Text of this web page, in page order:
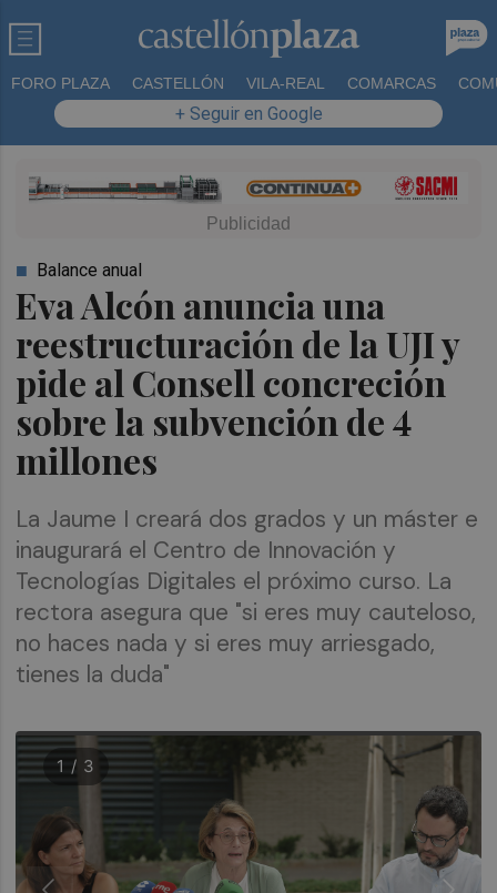
FORO PLAZA CASTELLÓN VILA-REAL COMARCAS
+ Seguir en Google
Eva Alcón anuncia una
reestructuración de la UJI y
pide al Consell concreción
sobre la subvención de 4
millones
Balance anual
La Jaume I creará dos grados y un máster e
inaugurará el Centro de Innovación y
Tecnologías Digitales el próximo curso. La
rectora asegura que "si eres muy cauteloso,
no haces nada y si eres muy arriesgado,
tienes la duda"
1 / 3